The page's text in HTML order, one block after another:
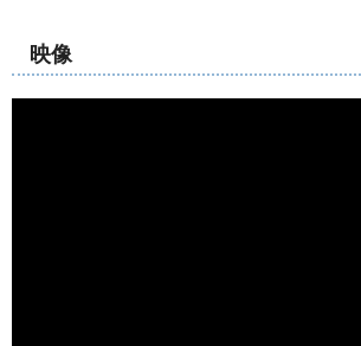
映像